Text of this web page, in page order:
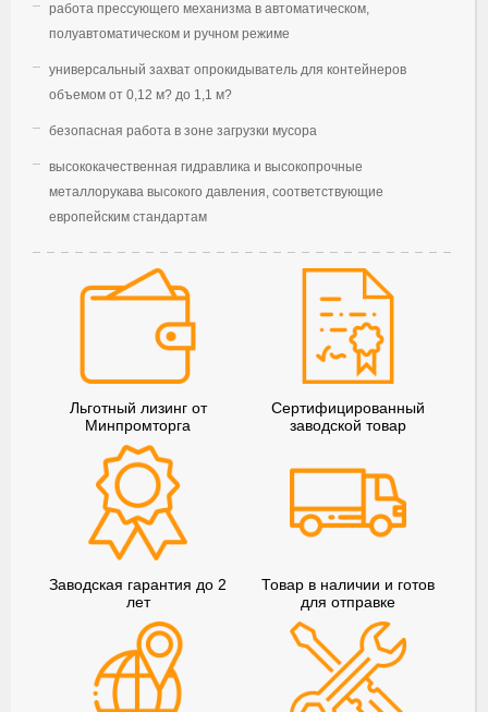
работа прессующего механизма в автоматическом,
полуавтоматическом и ручном режиме
универсальный захват опрокидыватель для контейнеров
объемом от 0,12 м? до 1,1 м?
безопасная работа в зоне загрузки мусора
высококачественная гидравлика и высокопрочные
металлорукава высокого давления, соответствующие
европейским стандартам
Льготный лизинг от
Минпромторга
Сертифицированный
заводской товар
Заводская гарантия до 2
лет
Товар в наличии и готов
для отправке